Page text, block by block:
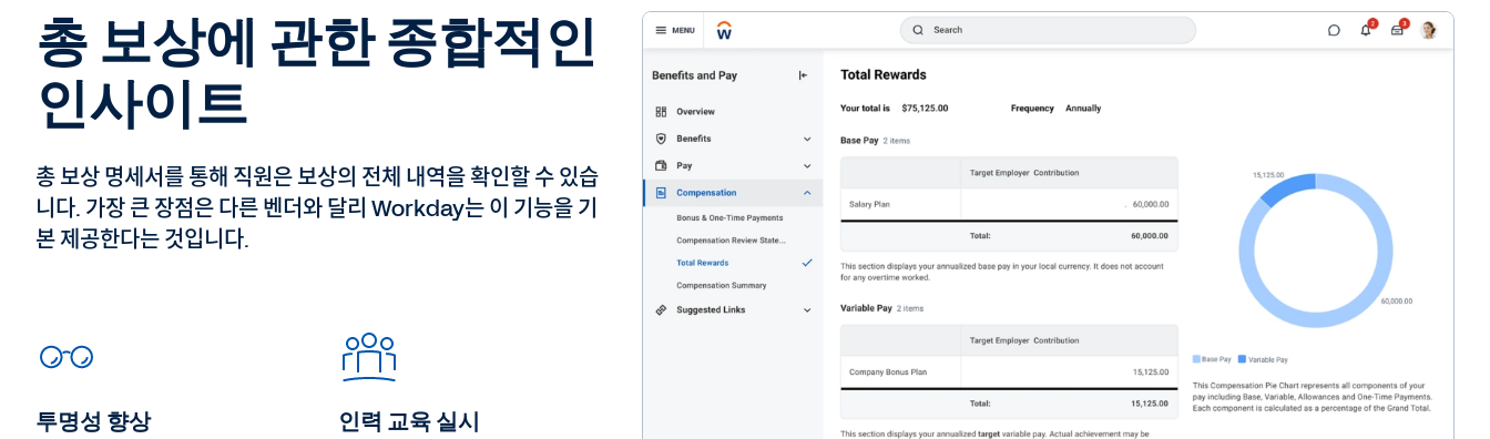
총 보상에 관한 종합적인
인사이트
총 보상 명세서를 통해 직원은 보상의 전체 내역을 확인할 수 있습
니다. 가장 큰 장점은 다른 벤더와 달리 Workday는 이 기능을 기
본 제공한다는 것입니다.
투명성 향상 인력 교육 실시